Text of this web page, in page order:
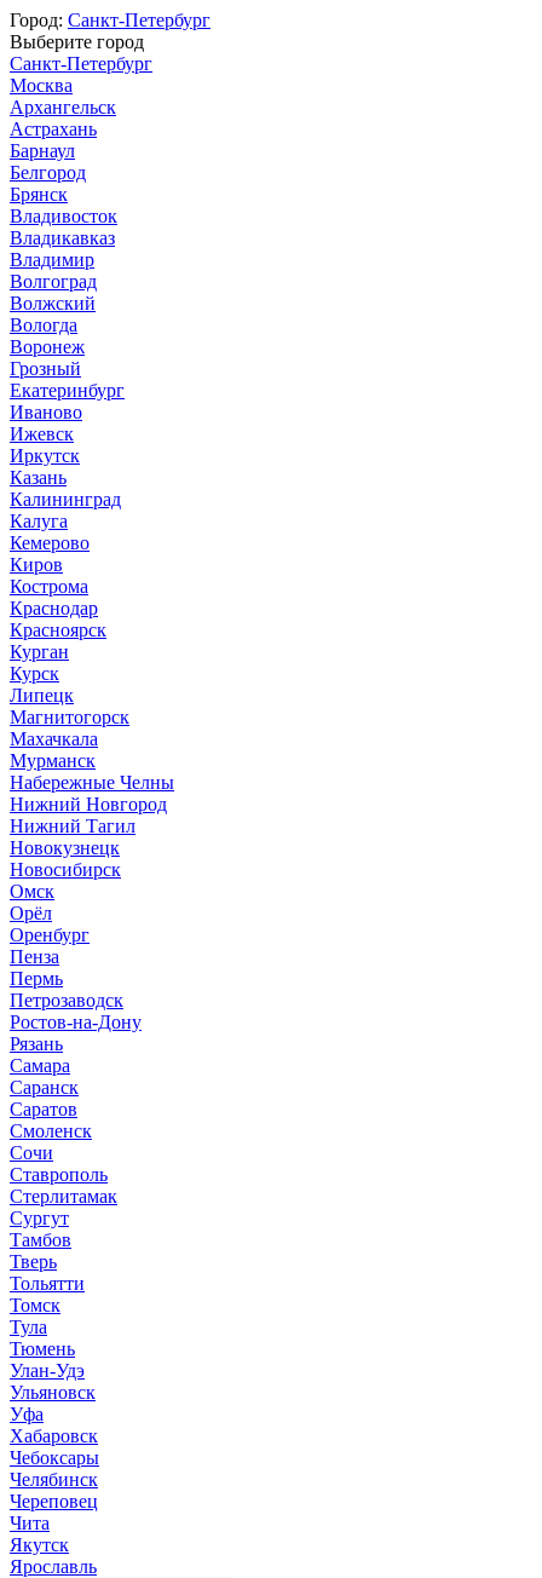
Город: Санкт-Петербург
Выберите город
Санкт-Петербург
Москва
Архангельск
Астрахань
Барнаул
Белгород
Брянск
Владивосток
Владикавказ
Владимир
Волгоград
Волжский
Вологда
Воронеж
Грозный
Екатеринбург
Иваново
Ижевск
Иркутск
Казань
Калининград
Калуга
Кемерово
Киров
Кострома
Краснодар
Красноярск
Курган
Курск
Липецк
Магнитогорск
Махачкала
Мурманск
Набережные Челны
Нижний Новгород
Нижний Тагил
Новокузнецк
Новосибирск
Омск
Орёл
Оренбург
Пенза
Пермь
Петрозаводск
Ростов-на-Дону
Рязань
Самара
Саранск
Саратов
Смоленск
Сочи
Ставрополь
Стерлитамак
Сургут
Тамбов
Тверь
Тольятти
Томск
Тула
Тюмень
Улан-Удэ
Ульяновск
Уфа
Хабаровск
Чебоксары
Челябинск
Череповец
Чита
Якутск
Ярославль